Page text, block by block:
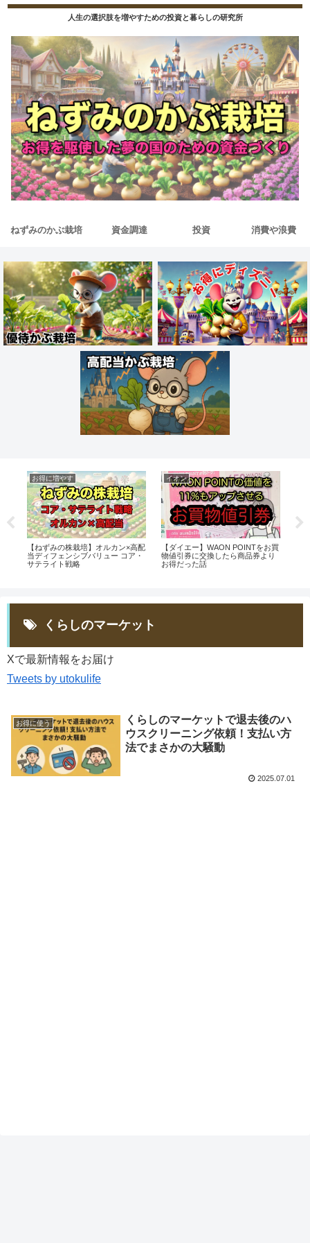
人生の選択肢を増やすための投資と暮らしの研究所
ねずみのかぶ栽培 資金調達 投資 消費や浪費
お得に増やす
【ねずみの株栽培】オルカン×高配
当ディフェンシブバリュー コア・
サテライト戦略
イオン
【ダイエー】WAON POINTをお買
物値引券に交換したら商品券より
お得だった話
くらしのマーケット
Xで最新情報をお届け
Tweets by utokulife
お得に使う
くらしのマーケットで退去後のハ
ウスクリーニング依頼！支払い方
法でまさかの大騒動
2025.07.01